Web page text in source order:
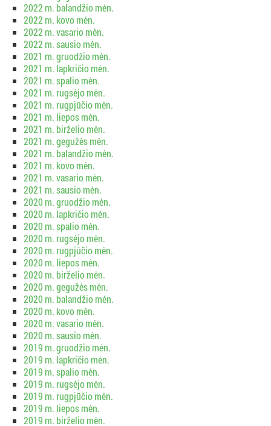
2022 m. balandžio mėn.
2022 m. kovo mėn.
2022 m. vasario mėn.
2022 m. sausio mėn.
2021 m. gruodžio mėn.
2021 m. lapkričio mėn.
2021 m. spalio mėn.
2021 m. rugsėjo mėn.
2021 m. rugpjūčio mėn.
2021 m. liepos mėn.
2021 m. birželio mėn.
2021 m. gegužės mėn.
2021 m. balandžio mėn.
2021 m. kovo mėn.
2021 m. vasario mėn.
2021 m. sausio mėn.
2020 m. gruodžio mėn.
2020 m. lapkričio mėn.
2020 m. spalio mėn.
2020 m. rugsėjo mėn.
2020 m. rugpjūčio mėn.
2020 m. liepos mėn.
2020 m. birželio mėn.
2020 m. gegužės mėn.
2020 m. balandžio mėn.
2020 m. kovo mėn.
2020 m. vasario mėn.
2020 m. sausio mėn.
2019 m. gruodžio mėn.
2019 m. lapkričio mėn.
2019 m. spalio mėn.
2019 m. rugsėjo mėn.
2019 m. rugpjūčio mėn.
2019 m. liepos mėn.
2019 m. birželio mėn.